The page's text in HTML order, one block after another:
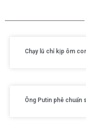
Chạy lũ chỉ kịp ôm
Ông Putin phê chuẩn